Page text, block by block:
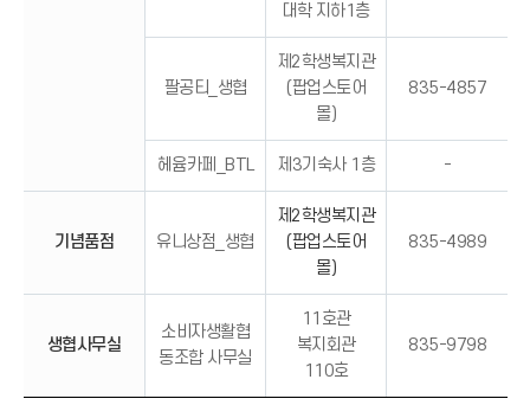
대학 지하1층
팔공티_생협
제2학생복지관
(팝업스토어
몰)
835-4857
헤윰카페_BTL 제3기숙사 1층 -
기념품점 유니상점_생협
제2학생복지관
(팝업스토어
몰)
835-4989
생협사무실
소비자생활협
동조합 사무실
11호관
복지회관
110호
835-9798